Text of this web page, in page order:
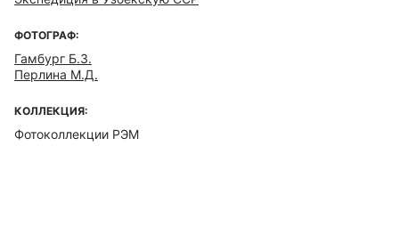
ФОТОГРАФ:
Гамбург Б.З.
Перлина М.Д.
КОЛЛЕКЦИЯ:
Фотоколлекции РЭМ